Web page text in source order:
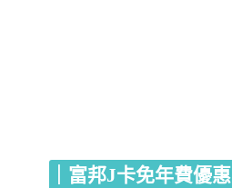
｜富邦J卡免年費優惠